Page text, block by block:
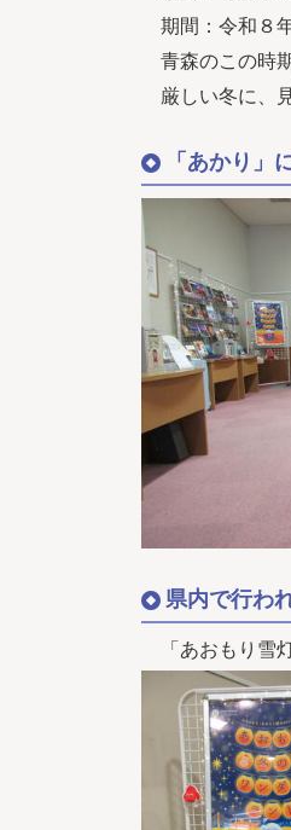
期間：令和８
青森のこの時
厳しい冬に、
「あかり」
県内で行わ
「あおもり雪